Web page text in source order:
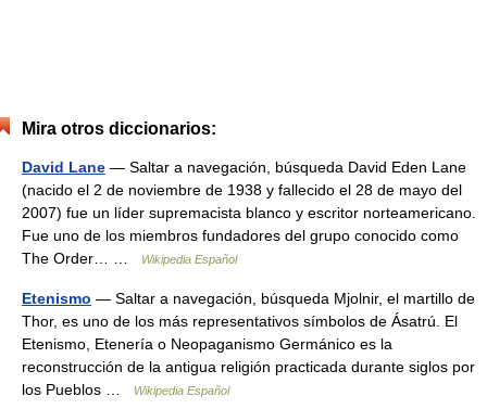
Mira otros diccionarios:
David Lane — Saltar a navegación, búsqueda David Eden Lane
(nacido el 2 de noviembre de 1938 y fallecido el 28 de mayo del
2007) fue un líder supremacista blanco y escritor norteamericano.
Fue uno de los miembros fundadores del grupo conocido como
The Order… …
Wikipedia Español
Etenismo — Saltar a navegación, búsqueda Mjolnir, el martillo de
Thor, es uno de los más representativos símbolos de Ásatrú. El
Etenismo, Etenería o Neopaganismo Germánico es la
reconstrucción de la antigua religión practicada durante siglos por
los Pueblos …
Wikipedia Español